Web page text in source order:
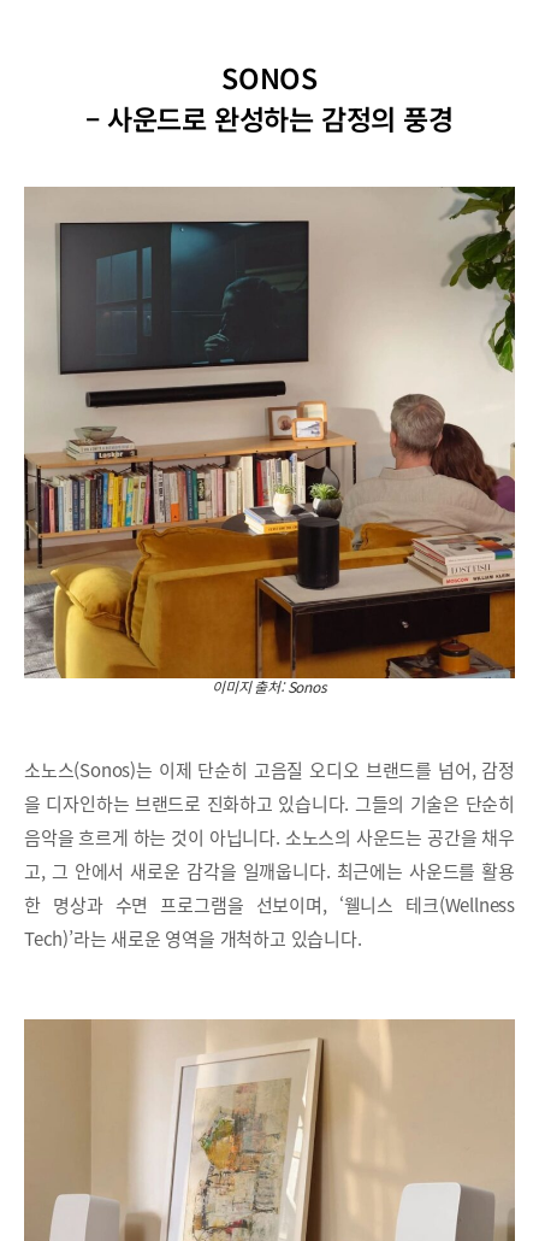
SONOS
– 사운드로 완성하는 감정의 풍경
이미지 출처: Sonos
소노스(Sonos)는 이제 단순히 고음질 오디오 브랜드를 넘어, 감정
을 디자인하는 브랜드로 진화하고 있습니다. 그들의 기술은 단순히
음악을 흐르게 하는 것이 아닙니다. 소노스의 사운드는 공간을 채우
고, 그 안에서 새로운 감각을 일깨웁니다. 최근에는 사운드를 활용
한 명상과 수면 프로그램을 선보이며, ‘웰니스 테크(Wellness
Tech)’라는 새로운 영역을 개척하고 있습니다.